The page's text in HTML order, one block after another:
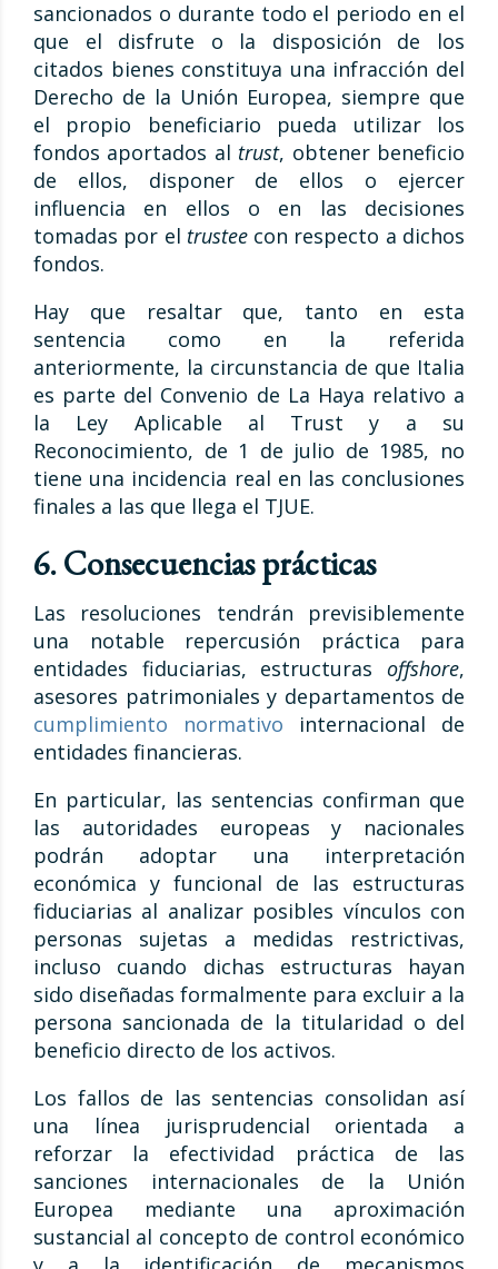
sancionados o durante todo el periodo en el
que el disfrute o la disposición de los
citados bienes constituya una infracción del
Derecho de la Unión Europea, siempre que
el propio beneficiario pueda utilizar los
fondos aportados al trust, obtener beneficio
de ellos, disponer de ellos o ejercer
influencia en ellos o en las decisiones
tomadas por el trusteecon respecto a dichos
fondos.
Hay que resaltar que, tanto en esta
sentencia como en la referida
anteriormente, la circunstancia de que Italia
es parte del Convenio de La Haya relativo a
la Ley Aplicable al Trust y a su
Reconocimiento, de 1 de julio de 1985, no
tiene una incidencia real en las conclusiones
finales a las que llega el TJUE.
6. Consecuencias prácticas
Las resoluciones tendrán previsiblemente
una notable repercusión práctica para
entidades fiduciarias, estructuras offshore,
asesores patrimoniales y departamentos de
cumplimiento normativo internacional de
entidades financieras.
En particular, las sentencias confirman que
las autoridades europeas y nacionales
podrán adoptar una interpretación
económica y funcional de las estructuras
fiduciarias al analizar posibles vínculos con
personas sujetas a medidas restrictivas,
incluso cuando dichas estructuras hayan
sido diseñadas formalmente para excluir a la
persona sancionada de la titularidad o del
beneficio directo de los activos.
Los fallos de las sentencias consolidan así
una línea jurisprudencial orientada a
reforzar la efectividad práctica de las
sanciones internacionales de la Unión
Europea mediante una aproximación
sustancial al concepto de control económico